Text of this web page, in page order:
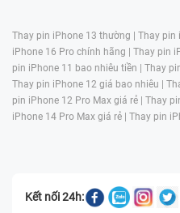
Thay pin iPhone 13 thường | Thay pin
iPhone 16 Pro chính hãng | Thay pin
pin iPhone 11 bao nhiêu tiền | Thay
Thay pin iPhone 12 giá bao nhiêu |
pin iPhone 12 Pro Max giá rẻ | Thay
iPhone 14 Pro Max giá rẻ | Thay pin
Kết nối 24h: